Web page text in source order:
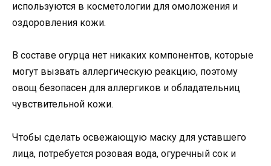
используются в косметологии для омоложения и
оздоровления кожи.
В составе огурца нет никаких компонентов, которые
могут вызвать аллергическую реакцию, поэтому
овощ безопасен для аллергиков и обладательниц
чувствительной кожи.
Чтобы сделать освежающую маску для уставшего
лица, потребуется розовая вода, огуречный сок и